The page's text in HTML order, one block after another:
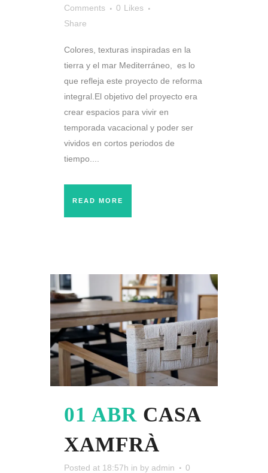
Comments 0 Likes
Share
Colores, texturas inspiradas en la
tierra y el mar Mediterráneo, es lo
que refleja este proyecto de reforma
integral.El objetivo del proyecto era
crear espacios para vivir en
temporada vacacional y poder ser
vividos en cortos periodos de
tiempo....
READ MORE
01 ABR CASA
XAMFRÀ
Posted at 18:57h in by admin
0